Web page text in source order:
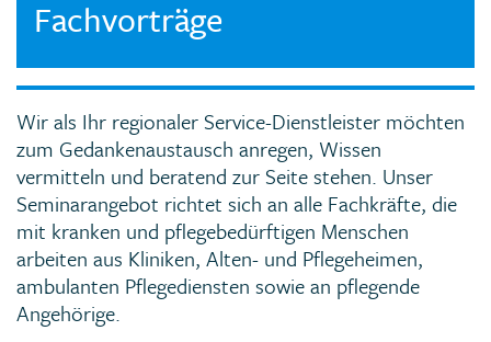
Fachvorträge
Wir als Ihr regionaler Service-Dienstleister möchten
zum Gedankenaustausch anregen, Wissen
vermitteln und beratend zur Seite stehen. Unser
Seminarangebot richtet sich an alle Fachkräfte, die
mit kranken und pflegebedürftigen Menschen
arbeiten aus Kliniken, Alten- und Pflegeheimen,
ambulanten Pflegediensten sowie an pflegende
Angehörige.